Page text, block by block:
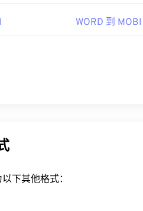
WORD 到 MOBI
下其他格式：